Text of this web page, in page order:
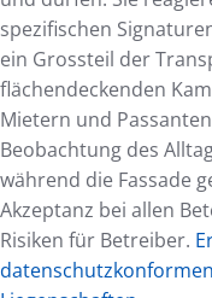
spezifischen
ein Grossteil der
flächendeckenden
Mietern und
Beobachtung des
während die Fassade
Akzeptanz bei allen
Risiken für Betreiber.